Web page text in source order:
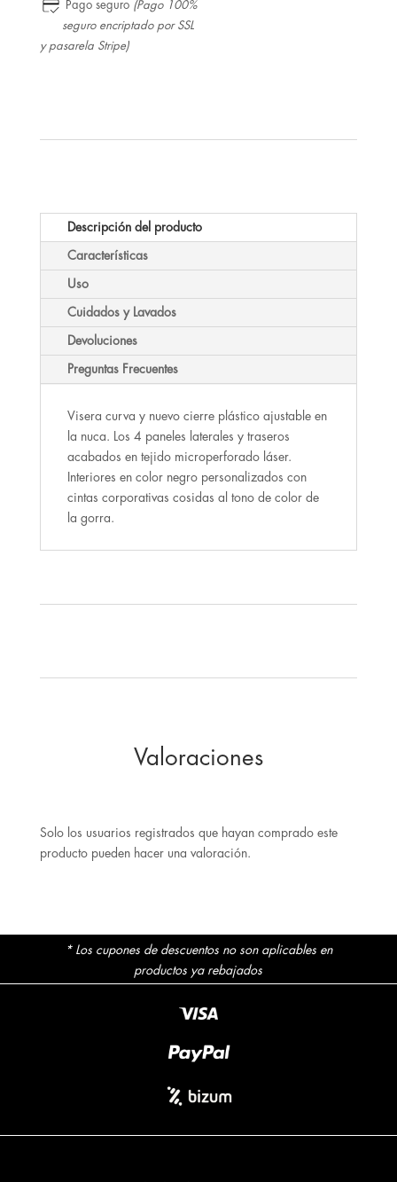
Pago seguro (Pago 100%
seguro encriptado por SSL
y pasarela Stripe)
Descripción del producto
Características
Uso
Cuidados y Lavados
Devoluciones
Preguntas Frecuentes
Visera curva y nuevo cierre plástico ajustable en
la nuca. Los 4 paneles laterales y traseros
acabados en tejido microperforado láser.
Interiores en color negro personalizados con
cintas corporativas cosidas al tono de color de
la gorra.
Valoraciones
Solo los usuarios registrados que hayan comprado este
producto pueden hacer una valoración.
* Los cupones de descuentos no son aplicables en
productos ya rebajados